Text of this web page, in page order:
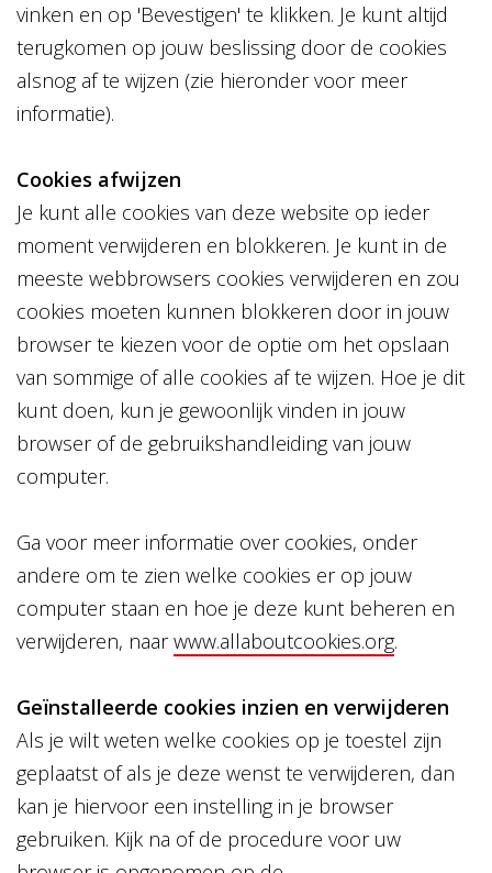
vinken en op 'Bevestigen' te klikken. Je kunt altijd
terugkomen op jouw beslissing door de cookies
alsnog af te wijzen (zie hieronder voor meer
informatie).
Cookies afwijzen
Je kunt alle cookies van deze website op ieder
moment verwijderen en blokkeren. Je kunt in de
meeste webbrowsers cookies verwijderen en zou
cookies moeten kunnen blokkeren door in jouw
browser te kiezen voor de optie om het opslaan
van sommige of alle cookies af te wijzen. Hoe je dit
kunt doen, kun je gewoonlijk vinden in jouw
browser of de gebruikshandleiding van jouw
computer.
Ga voor meer informatie over cookies, onder
andere om te zien welke cookies er op jouw
computer staan en hoe je deze kunt beheren en
verwijderen, naarwww.allaboutcookies.org.
Geïnstalleerde cookies inzien en verwijderen
Als je wilt weten welke cookies op je toestel zijn
geplaatst of als je deze wenst te verwijderen, dan
kan je hiervoor een instelling in je browser
gebruiken. Kijk na of de procedure voor uw